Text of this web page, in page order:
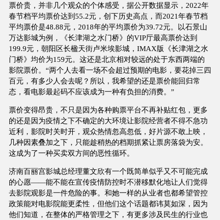
票价贵，并非几个观众的个体感受，据公开数据显示，2022年
春节档平均票价达到55.2元，创下历史高点，而2021年春节档
平均票价是48.88元，2018年的平均票价为39.72元。以石景山
万达影城为例，《长津湖之水门桥》的VIP厅最高票价达到
199.9元，朝阳区长楹天街卢米埃影城，IMAX版《长津湖之水
门桥》均价为159元。这还是北京相对较远的处于东西两端的
影院票价。“两个人去看一场不会超过预期的电影，要花掉三四
百元，有多少人会去呢？所以，我希望的还是票价能回归常
态，看电影最起码不应该成为一种有负担的消费。”
票价变得昂贵，不只是因为各种购票平台不再补贴红包，更多
的还是因为疫情之下不确定的大环境让影院经营者不得不急功
近利，影院时关时开，观众热情忽高忽低，好片源不敢上映，
几种因素叠加之下，只能趁稍热的档期抓紧让票房落袋为安。
这成为了一种买卖双方间的恶性循环。
济南百丽宫影城总经理董文欣有一个既简单似乎又不可能完成
的心愿——能不能在宣传疫情防控时不潜移默化地让人们觉得
去影院观影是一件危险的事。和她一样的从业者也都希望管控
政策能对电影院能更柔性，但他们这个话题都讳莫如深，因为
他们知道，在整体的严格管理之下，有更多涉及民生的行业也